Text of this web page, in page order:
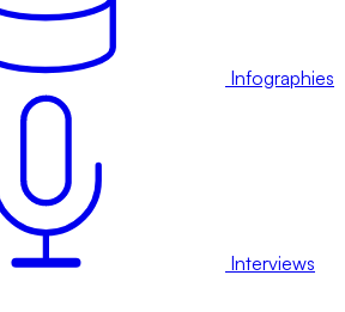
Infographies
Interviews